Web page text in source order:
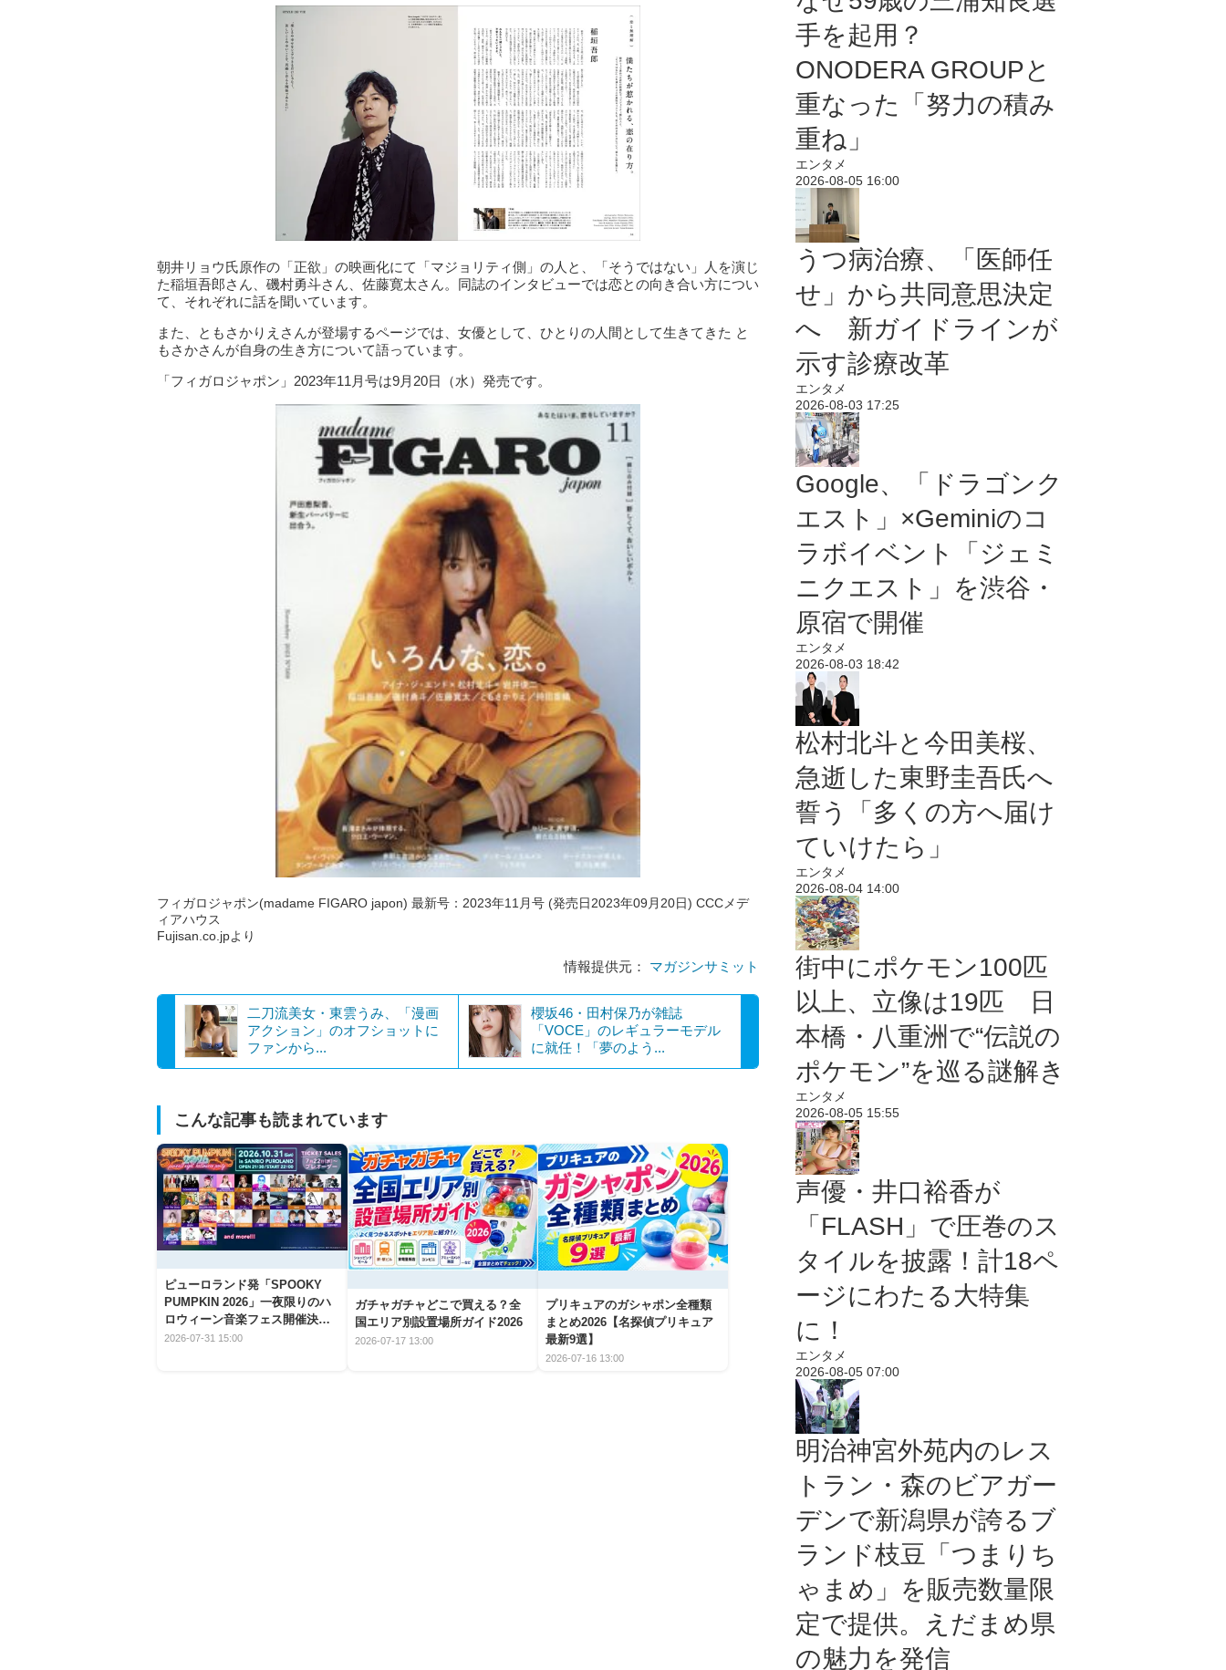
朝井リョウ氏原作の「正欲」の映画化にて「マジョリティ側」の人と、「そうではない」人を演じ
た稲垣吾郎さん、磯村勇斗さん、佐藤寛太さん。同誌のインタビューでは恋との向き合い方につい
て、それぞれに話を聞いています。
また、ともさかりえさんが登場するページでは、女優として、ひとりの人間として生きてきた と
もさかさんが自身の生き方について語っています。
「フィガロジャポン」2023年11月号は9月20日（水）発売です。
フィガロジャポン(madame FIGARO japon) 最新号：2023年11月号 (発売日2023年09月20日) CCCメデ
ィアハウス
Fujisan.co.jpより
情報提供元： マガジンサミット
二刀流美女・東雲うみ、「漫画
アクション」のオフショットに
ファンから...
櫻坂46・田村保乃が雑誌
「VOCE」のレギュラーモデル
に就任！「夢のよう...
こんな記事も読まれています
ピューロランド発「SPOOKY
PUMPKIN 2026」一夜限りのハ
ロウィーン音楽フェス開催決
定！
2026-07-31 15:00
ガチャガチャどこで買える？全
国エリア別設置場所ガイド2026
2026-07-17 13:00
プリキュアのガシャポン全種類
まとめ2026【名探偵プリキュア
最新9選】
2026-07-16 13:00
手を起用？
ONODERA GROUPと
重なった「努力の積み
重ね」
エンタメ
2026-08-05 16:00
うつ病治療、「医師任
せ」から共同意思決定
へ 新ガイドラインが
示す診療改革
エンタメ
2026-08-03 17:25
Google、「ドラゴンク
エスト」×Geminiのコ
ラボイベント「ジェミ
ニクエスト」を渋谷・
原宿で開催
エンタメ
2026-08-03 18:42
松村北斗と今田美桜、
急逝した東野圭吾氏へ
誓う「多くの方へ届け
ていけたら」
エンタメ
2026-08-04 14:00
街中にポケモン100匹
以上、立像は19匹 日
本橋・八重洲で“伝説の
ポケモン”を巡る謎解き
エンタメ
2026-08-05 15:55
声優・井口裕香が
「FLASH」で圧巻のス
タイルを披露！計18ペ
ージにわたる大特集
に！
エンタメ
2026-08-05 07:00
明治神宮外苑内のレス
トラン・森のビアガー
デンで新潟県が誇るブ
ランド枝豆「つまりち
ゃまめ」を販売数量限
定で提供。えだまめ県
の魅力を発信